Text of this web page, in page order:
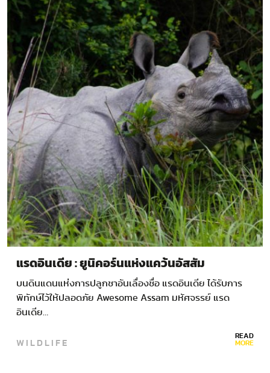
แรดอินเดีย : ยูนิคอร์นแห่งแคว้นอัสสัม
บนดินแดนแห่งการปลูกชาอันเลื่องชื่อ แรดอินเดีย ได้รับการ
พิทักษ์ไว้ให้ปลอดภัย Awesome Assam มหัศจรรย์ แรด
อินเดีย…
WILDLIFE READ
MORE